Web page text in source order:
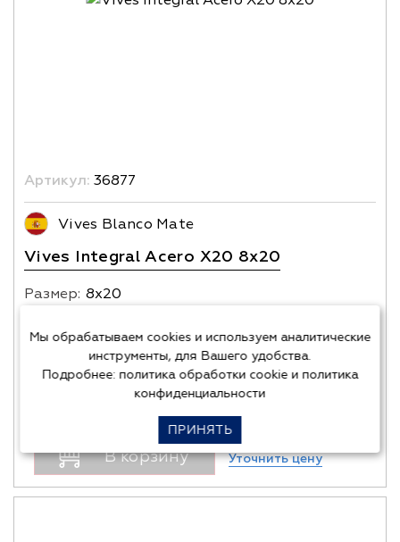
Артикул: 36877
Vives Blanco Mate
Vives Integral Acero X20 8x20
Размер: 8х20
В корзину Уточнить цену
Мы обрабатываем cookies и используем аналитические
инструменты, для Вашего удобства.
Подробнее: политика обработки cookieи политика
конфиденциальности
ПРИНЯТЬ